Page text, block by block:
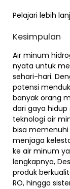
Pelajari lebih
Kesimpulan
Air minum
nyata untuk
sehari-hari.
potensi
banyak orang
dari gaya
teknologi air
bisa
menjaga
ke air minum
lengkapnya,
produk
RO, hingga